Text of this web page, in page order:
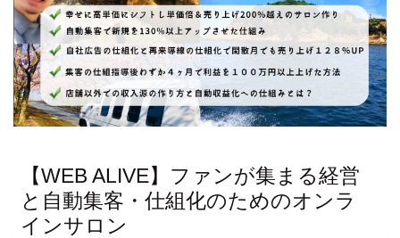
【WEB ALIVE】ファンが集まる経営
と自動集客・仕組化のためのオンラ
インサロン